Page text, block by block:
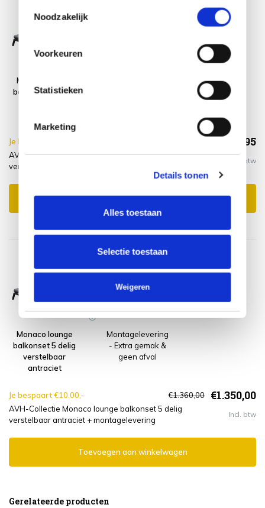
Noodzakelijk
Voorkeuren
Statistieken
Marketing
Details tonen
Alles toestaan
Selectie toestaan
Weigeren
Monaco lounge
balkonset 5 delig
Je bespaart €5.00,- €1.214,95
AVH-Collectie Monaco lounge balkonset 5 delig
verstelbaar antraciet + hoes
Incl. btw
Toevoegen aan winkelwagen
Monaco lounge
balkonset 5 delig
verstelbaar
antraciet
Montagelevering
- Extra gemak &
geen afval
Je bespaart €10.00,- €1.360,00 €1.350,00
AVH-Collectie Monaco lounge balkonset 5 delig
verstelbaar antraciet + montagelevering
Incl. btw
Toevoegen aan winkelwagen
Gerelateerde producten